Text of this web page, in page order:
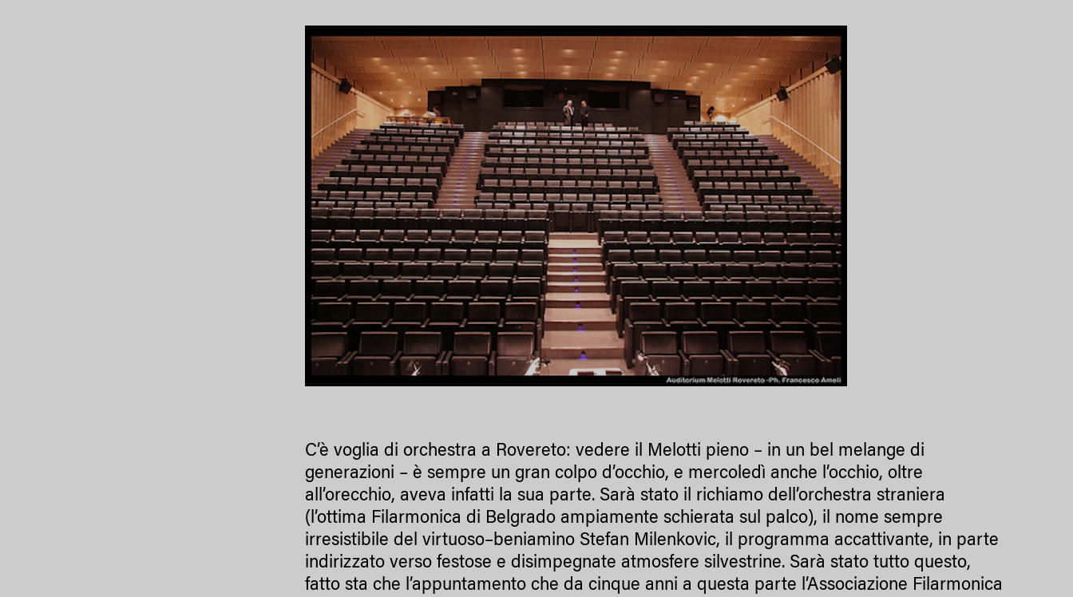
C’è voglia di orchestra a Rovereto: vedere il Melotti pieno – in un bel melange di
generazioni – è sempre un gran colpo d’occhio, e mercoledì anche l’occhio, oltre
all’orecchio, aveva infatti la sua parte. Sarà stato il richiamo dell’orchestra straniera
(l’ottima Filarmonica di Belgrado ampiamente schierata sul palco), il nome sempre
irresistibile del virtuoso–beniamino Stefan Milenkovic, il programma accattivante, in parte
indirizzato verso festose e disimpegnate atmosfere silvestrine. Sarà stato tutto questo,
fatto sta che l’appuntamento che da cinque anni a questa parte l’Associazione Filarmonica